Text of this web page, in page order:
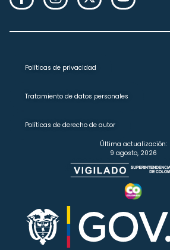
Políticas de privacidad
Tratamiento de datos personales
Políticas de derecho de autor
Última actualización:
9 agosto, 2026